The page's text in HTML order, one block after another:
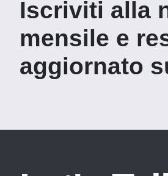
Iscriviti alla
mensile e
aggiornato